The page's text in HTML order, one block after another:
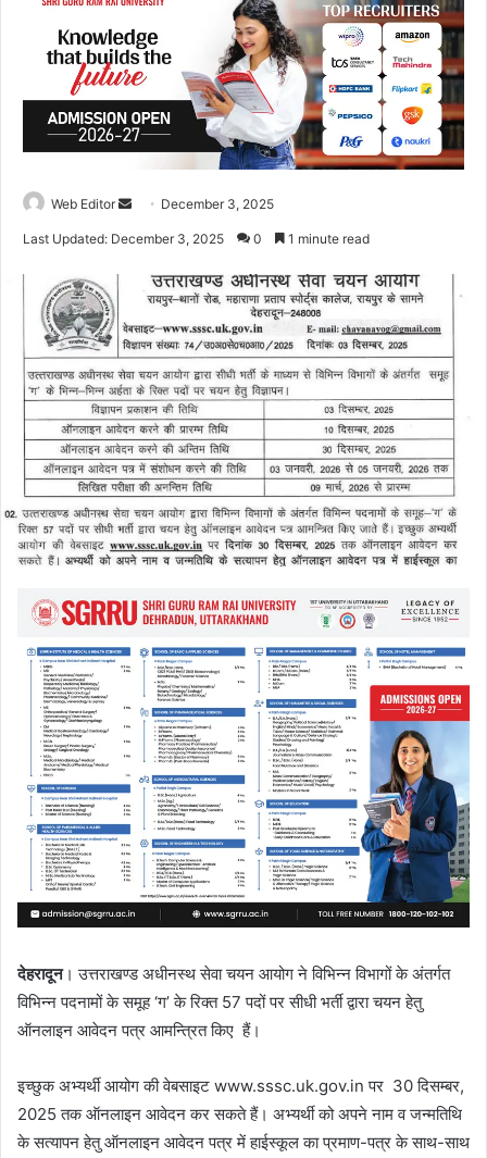
Web Editor
n
e
m
a
i
l
December 3, 2025
Last Updated: December 3, 2025 0 1 minute read
देहरादून। उत्तराखण्ड अधीनस्थ सेवा चयन आयोग ने विभिन्न विभागों के अंतर्गत
विभिन्न पदनामों के समूह ‘ग’ के रिक्त 57 पदों पर सीधी भर्ती द्वारा चयन हेतु
ऑनलाइन आवेदन पत्र आमन्त्रित किए हैं।
इच्छुक अभ्यर्थी आयोग की वेबसाइट www.sssc.uk.gov.in पर 30 दिसम्बर,
2025 तक ऑनलाइन आवेदन कर सकते हैं। अभ्यर्थी को अपने नाम व जन्मतिथि
के सत्यापन हेतु ऑनलाइन आवेदन पत्र में हाईस्कूल का प्रमाण-पत्र के साथ-साथ